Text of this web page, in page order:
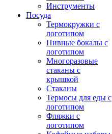
Инструменты
Посуда
Термокружки с
логотипом
Пивные бокалы с
логотипом
Многоразовые
стаканы с
крышкой
Стаканы
Термосы для еды с
логотипом
Фляжки с
логотипом